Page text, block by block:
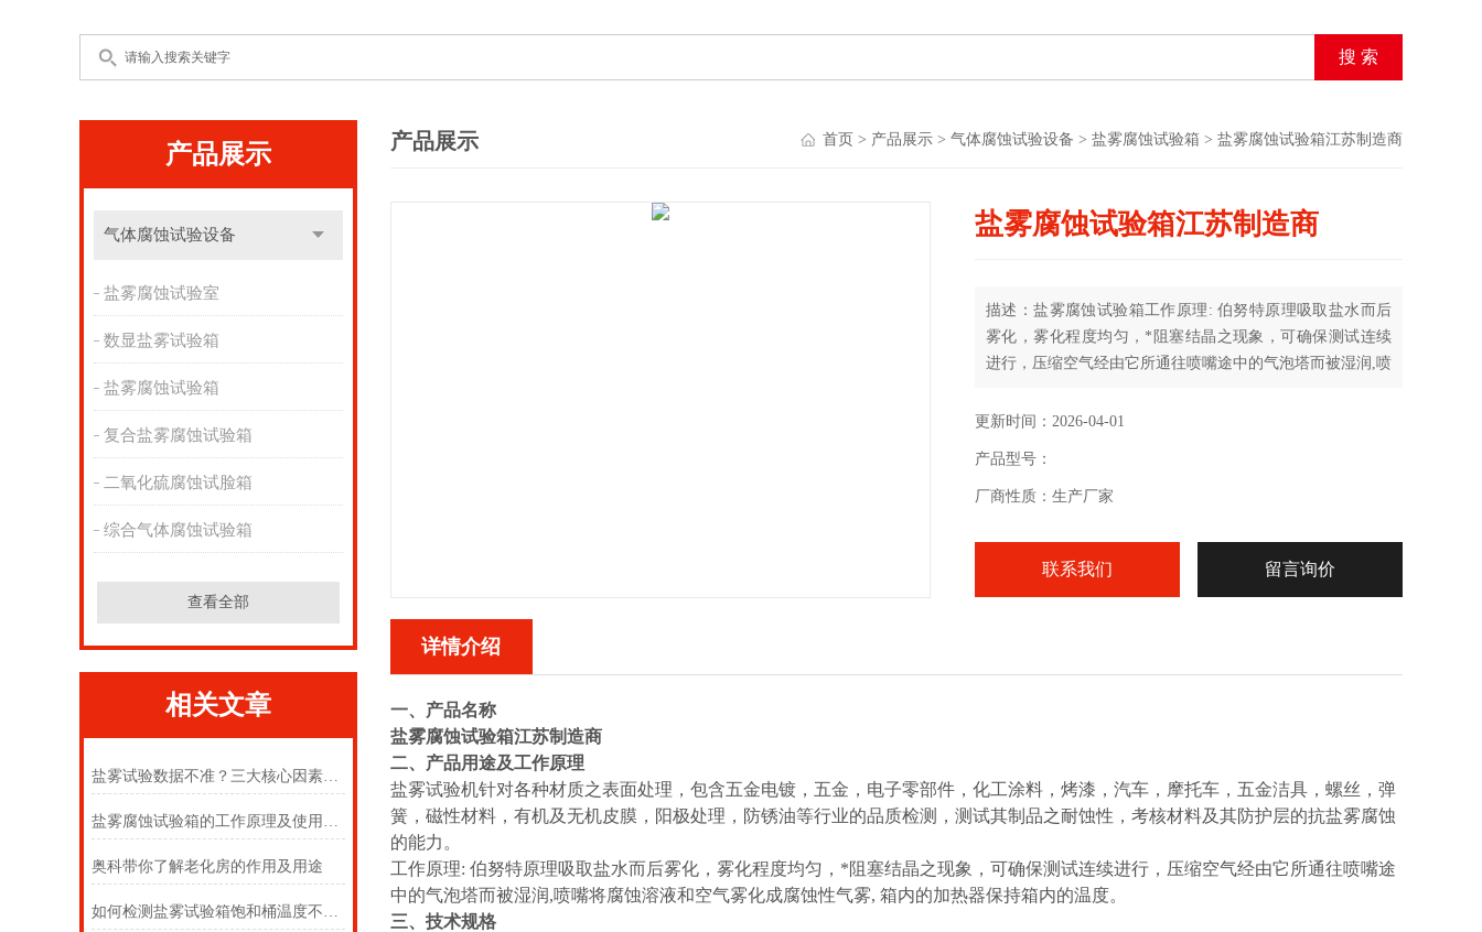
产品展示
气体腐蚀试验设备
盐雾腐蚀试验室
数显盐雾试验箱
盐雾腐蚀试验箱
复合盐雾腐蚀试验箱
二氧化硫腐蚀试脸箱
综合气体腐蚀试验箱
查看全部
相关文章
盐雾试验数据不准？三大核心因素对试验均匀性的影响深度解析
盐雾腐蚀试验箱的工作原理及使用方法
奥科带你了解老化房的作用及用途
如何检测盐雾试验箱饱和桶温度不达标
产品展示 首页 > 产品展示 > 气体腐蚀试验设备 > 盐雾腐蚀试验箱 > 盐雾腐蚀试验箱江苏制造商
盐雾腐蚀试验箱江苏制造商
描述：盐雾腐蚀试验箱工作原理: 伯努特原理吸取盐水而后
雾化，雾化程度均匀，*阻塞结晶之现象，可确保测试连续
进行，压缩空气经由它所通往喷嘴途中的气泡塔而被湿润,喷
箱内的温度。
更新时间：2026-04-01
产品型号：
厂商性质：生产厂家
联系我们 留言询价
详情介绍
一、产品名称
盐雾腐蚀试验箱江苏制造商
二、产品用途及工作原理
盐雾试验机针对各种材质之表面处理，包含五金电镀，五金，电子零部件，化工涂料，烤漆，汽车，摩托车，五金洁具，螺丝，弹
簧，磁性材料，有机及无机皮膜，阳极处理，防锈油等行业的品质检测，测试其制品之耐蚀性，考核材料及其防护层的抗盐雾腐蚀
的能力。
工作原理: 伯努特原理吸取盐水而后雾化，雾化程度均匀，*阻塞结晶之现象，可确保测试连续进行，压缩空气经由它所通往喷嘴途
中的气泡塔而被湿润,喷嘴将腐蚀溶液和空气雾化成腐蚀性气雾, 箱内的加热器保持箱内的温度。
三、技术规格